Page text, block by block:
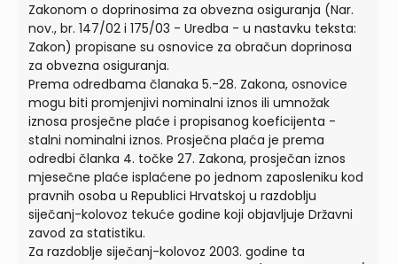
Zakonom o doprinosima za obvezna osiguranja (Nar.
nov., br. 147/02 i 175/03 - Uredba - u nastavku teksta:
Zakon) propisane su osnovice za obračun doprinosa
za obvezna osiguranja.
Prema odredbama članaka 5.-28. Zakona, osnovice
mogu biti promjenjivi nominalni iznos ili umnožak
iznosa prosječne plaće i propisanog koeficijenta -
stalni nominalni iznos. Prosječna plaća je prema
odredbi članka 4. točke 27. Zakona, prosječan iznos
mjesečne plaće isplaćene po jednom zaposleniku kod
pravnih osoba u Republici Hrvatskoj u razdoblju
siječanj-kolovoz tekuće godine koji objavljuje Državni
zavod za statistiku.
Za razdoblje siječanj-kolovoz 2003. godine ta